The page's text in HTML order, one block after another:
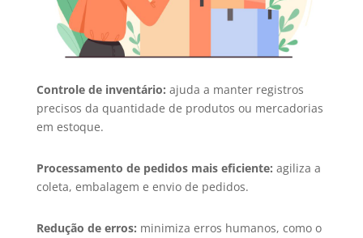
Controle de inventário: ajuda a manter registros
precisos da quantidade de produtos ou mercadorias
em estoque.
Processamento de pedidos mais eficiente: agiliza a
coleta, embalagem e envio de pedidos.
Redução de erros: minimiza erros humanos, como o